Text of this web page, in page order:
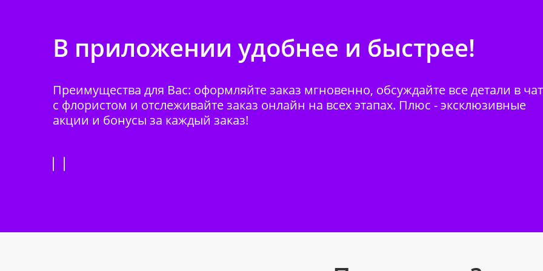
В приложении удобнее и быстрее!
Преимущества для Вас: оформляйте заказ мгновенно, обсуждайте все детали в
с флористом и отслеживайте заказ онлайн на всех этапах. Плюс - эксклюзивные
акции и бонусы за каждый заказ!